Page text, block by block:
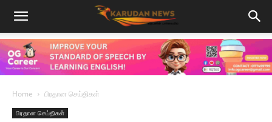
Home பிரதான செய்திகள்
பிரதான செய்திகள்